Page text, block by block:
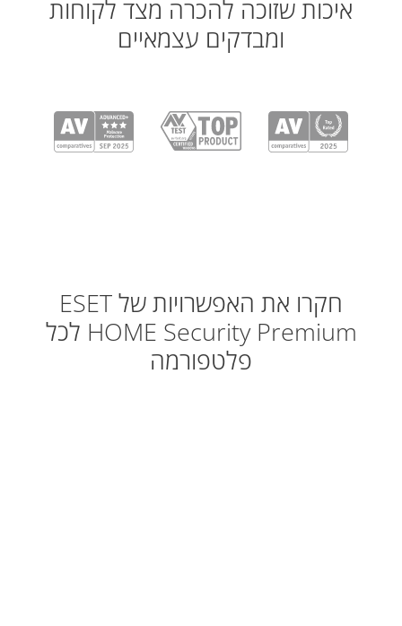
איכות שזוכה להכרה מצד לקוחות
ומבדקים עצמאיים
חקרו את האפשרויות של ESET
HOME Security Premium לכל
פלטפורמה